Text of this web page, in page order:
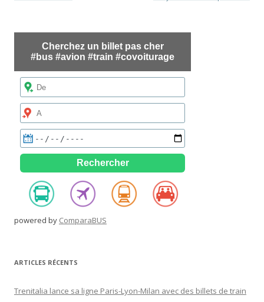
powered by ComparaBUS
ARTICLES RÉCENTS
Trenitalia lance sa ligne Paris-Lyon-Milan avec des billets de train